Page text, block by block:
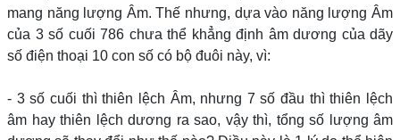
mang năng lượng Âm. Thế nhưng, dựa vào năng lượng Âm
của 3 số cuối 786 chưa thể khẳng định âm dương của dãy
số điện thoại 10 con số có bộ đuôi này, vì:
- 3 số cuối thì thiên lệch Âm, nhưng 7 số đầu thì thiên lệch
âm hay thiên lệch dương ra sao, vậy thì, tổng số lượng âm